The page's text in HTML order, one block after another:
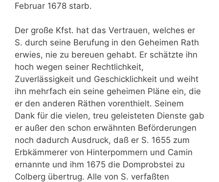
Februar 1678 starb.
Der große Kfst. hat das Vertrauen, welches er
S. durch seine Berufung in den Geheimen Rath
erwies, nie zu bereuen gehabt. Er schätzte ihn
hoch wegen seiner Rechtlichkeit,
Zuverlässigkeit und Geschicklichkeit und weiht
ihn mehrfach ein seine geheimen Pläne ein, die
er den anderen Räthen vorenthielt. Seinem
Dank für die vielen, treu geleisteten Dienste gab
er außer den schon erwähnten Beförderungen
noch dadurch Ausdruck, daß er S. 1655 zum
Erbkämmerer von Hinterpommern und Camin
ernannte und ihm 1675 die Domprobstei zu
Colberg übertrug. Alle von S. verfaßten